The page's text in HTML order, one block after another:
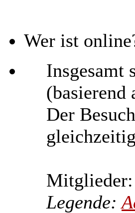
Wer ist
Insgesamt
(basierend
Der
Mitglieder:
Legende: